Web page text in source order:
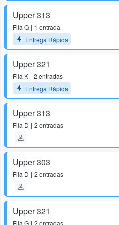
Upper 313
Fila Q
1 entrada
Entrega Rápida
Upper 321
Fila K
2 entradas
Entrega Rápida
Upper 313
Fila D 2 entradas
Upper 303
Fila D 2 entradas
Upper 321
Fila G 2 entradas